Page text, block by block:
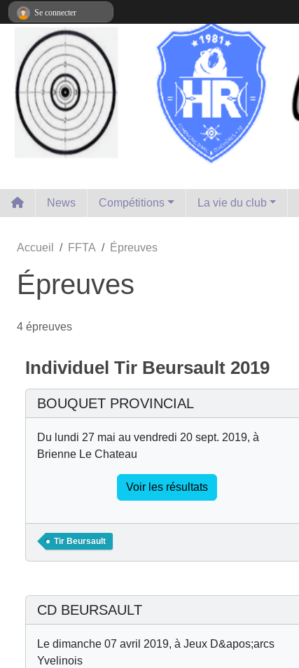
News Compétitions La vie du club
Accueil FFTA Épreuves
Épreuves
4 épreuves
Individuel Tir Beursault 2019
BOUQUET PROVINCIAL
Du lundi 27 mai au vendredi 20 sept. 2019, à
Brienne Le Chateau
Voir les résultats
Tir Beursault
CD BEURSAULT
Le dimanche 07 avril 2019, à Jeux D&apos;arcs
Yvelinois
Se connecter
Panneau de gestion des cookies